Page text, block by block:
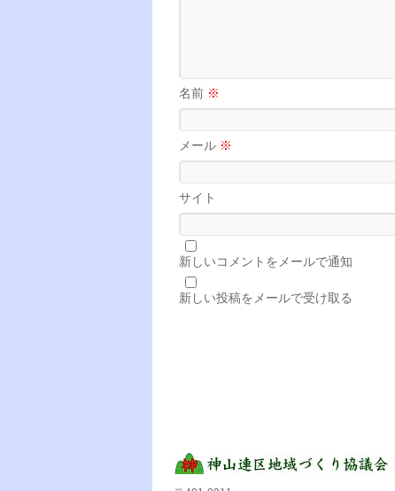
名前 ※
メール ※
サイト
新しいコメントをメールで通知
新しい投稿をメールで受け取る